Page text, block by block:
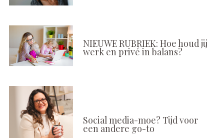
NIEUWE RUBRIEK: Hoe houd jij
werk en privé in balans?
Social media-moe? Tijd voor
een andere go-to